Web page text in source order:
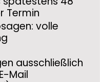
Termin
volle
ausschließlich
Mail